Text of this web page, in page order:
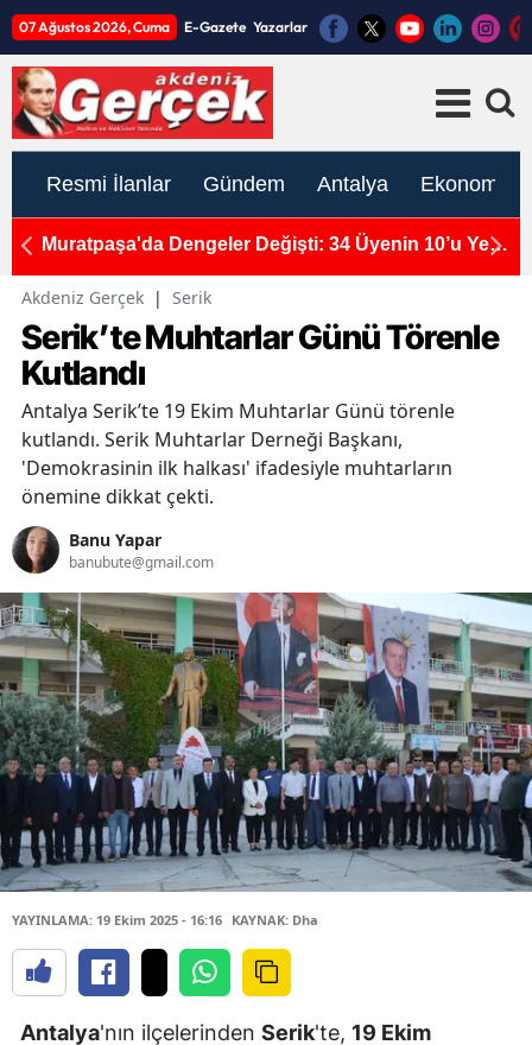
07 Ağustos 2026, Cuma E-Gazete Yazarlar
Resmi İlanlar Gündem Antalya Ekonomi
Muratpaşa'da Dengeler Değişti: 34 Üyenin 10’u Yeni
Akdeniz Gerçek | Serik
Serik’te Muhtarlar Günü Törenle
Kutlandı
Antalya Serik’te 19 Ekim Muhtarlar Günü törenle
kutlandı. Serik Muhtarlar Derneği Başkanı,
'Demokrasinin ilk halkası' ifadesiyle muhtarların
önemine dikkat çekti.
Banu Yapar
banubute@gmail.com
YAYINLAMA: 19 Ekim 2025 - 16:16 KAYNAK: Dha
Antalya'nın ilçelerinden Serik'te, 19 Ekim